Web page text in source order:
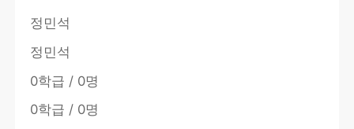
정민석
정민석
0학급 / 0명
0학급 / 0명